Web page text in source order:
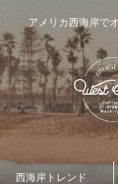
アメリカ西海岸で
西海岸トレンド